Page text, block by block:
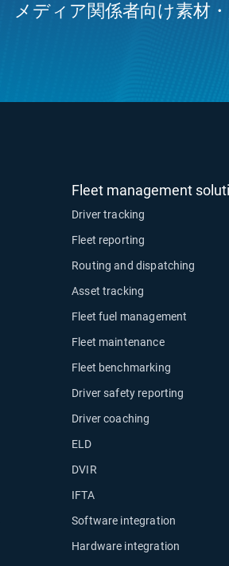
メディア関係者向け素材
Fleet management
Driver tracking
Fleet reporting
Routing and dispatching
Asset tracking
Fleet fuel management
Fleet maintenance
Fleet benchmarking
Driver safety reporting
Driver coaching
ELD
DVIR
IFTA
Software integration
Hardware integration